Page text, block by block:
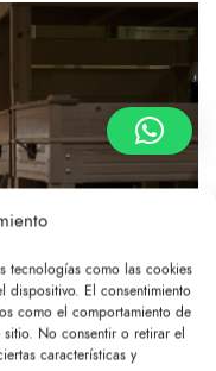
tecnologías como las cookies
dispositivo. El consentimiento
como el comportamiento de
sitio. No consentir o retirar el
características y
y cuna en
Aragón, 6